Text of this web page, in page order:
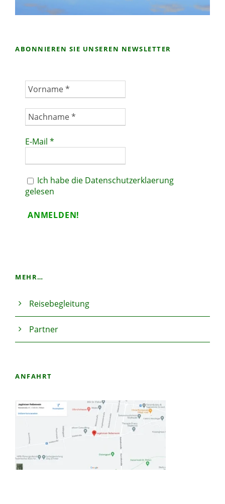
ABONNIEREN SIE UNSEREN NEWSLETTER
E-Mail *
Ich habe die Datenschutzerklaerung
gelesen
MEHR…
Reisebegleitung
Partner
ANFAHRT